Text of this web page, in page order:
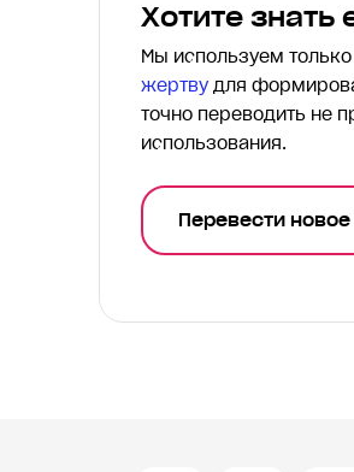
Хотите
Мы используем
жертву для
точно переводить не
использования.
Перевести